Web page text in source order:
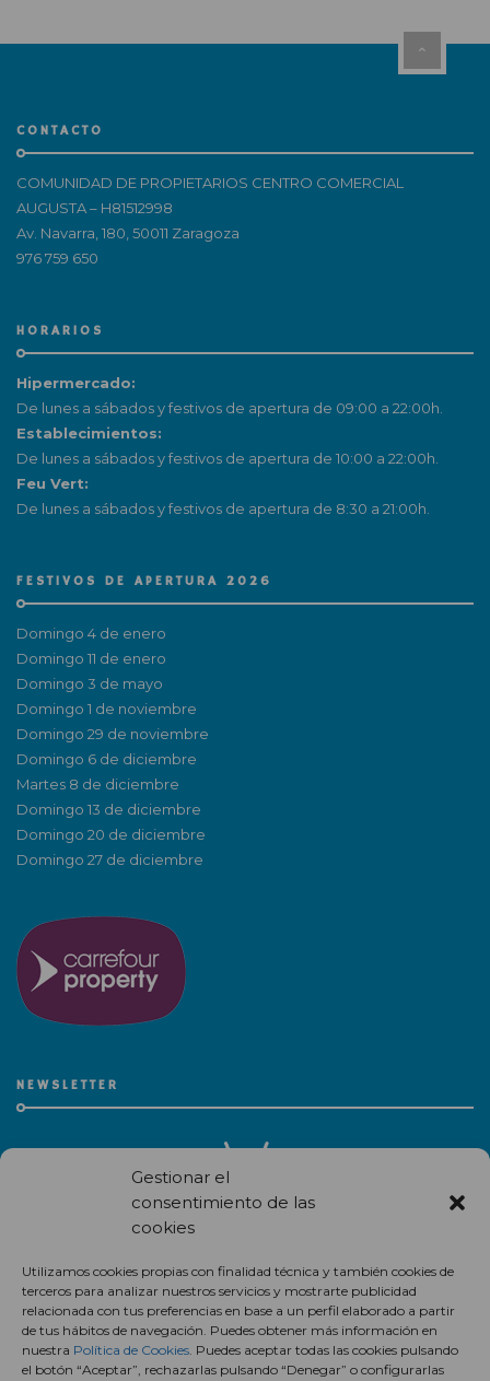
Gestionar el
consentimiento de las
cookies
Utilizamos cookies propias con finalidad técnica y también cookies de
terceros para analizar nuestros servicios y mostrarte publicidad
relacionada con tus preferencias en base a un perfil elaborado a partir
de tus hábitos de navegación. Puedes obtener más información en
nuestra Política de Cookies. Puedes aceptar todas las cookies pulsando
el botón “Aceptar”, rechazarlas pulsando “Denegar” o configurarlas
CONTACTO
COMUNIDAD DE PROPIETARIOS CENTRO COMERCIAL
AUGUSTA – H81512998
Av. Navarra, 180, 50011 Zaragoza
976 759 650
HORARIOS
Hipermercado:
De lunes a sábados y festivos de apertura de 09:00 a 22:00h.
Establecimientos:
De lunes a sábados y festivos de apertura de 10:00 a 22:00h.
Feu Vert:
De lunes a sábados y festivos de apertura de 8:30 a 21:00h.
FESTIVOS DE APERTURA 2026
Domingo 4 de enero
Domingo 11 de enero
Domingo 3 de mayo
Domingo 1 de noviembre
Domingo 29 de noviembre
Domingo 6 de diciembre
Martes 8 de diciembre
Domingo 13 de diciembre
Domingo 20 de diciembre
Domingo 27 de diciembre
NEWSLETTER
centro comercial.
Suscríbete